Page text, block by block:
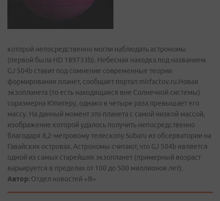
которой непосредственно могли наблюдать астрономы
(первой была HD 189733b). Небесная находка под названием
GJ 504b ставит под сомнение современные теории
формирования планет, сообщает портал mirfactov.ru.Новая
экзопланета (то есть находящаяся вне Солнечной системы)
соразмерна Юпитеру, однако в четыре раза превышает его
массу. На данный момент это планета с самой низкой массой,
изображение которой удалось получить непосредственно
благодаря 8,2-метровому телескопу Subaru из обсерватории на
Гавайских островах. Астрономы считают, что GJ 504b является
одной из самых старейших экзопланет (примерный возраст
варьируется в пределах от 100 до 500 миллионов лет).
Автор: Отдел новостей «В»